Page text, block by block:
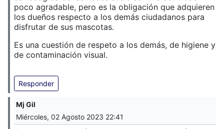
poco agradable, pero es la obligación que adquieren
los dueños respecto a los demás ciudadanos para
disfrutar de sus mascotas.
Es una cuestión de respeto a los demás, de higiene y
de contaminación visual.
Responder
Mj Gil
Miércoles, 02 Agosto 2023 22:41